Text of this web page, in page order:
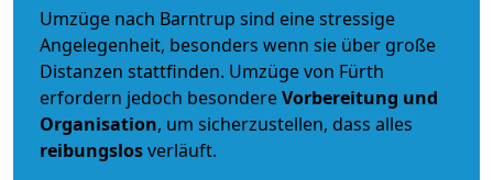
Umzüge nach Barntrup sind eine stressige
Angelegenheit, besonders wenn sie über große
Distanzen stattfinden. Umzüge von Fürth
erfordern jedoch besondereVorbereitung und
Organisation, um sicherzustellen, dass alles
reibungslosverläuft.